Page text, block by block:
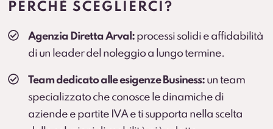
Soluzione consigliata per ruoli critici, agenti e flotte
operative (secondo condizioni).
PERCHÈ SCEGLIERCI?
Agenzia Diretta Arval: processi solidi e affidabilità
di un leader del noleggio a lungo termine.
Team dedicato alle esigenze Business: un team
specializzato che conosce le dinamiche di
aziende e partite IVA e ti supporta nella scelta